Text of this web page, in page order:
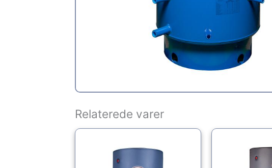
Relaterede varer